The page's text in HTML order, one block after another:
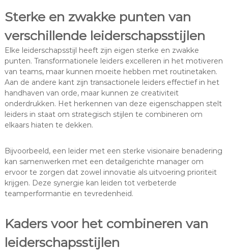
Sterke en zwakke punten van
verschillende leiderschapsstijlen
Elke leiderschapsstijl heeft zijn eigen sterke en zwakke
punten. Transformationele leiders excelleren in het motiveren
van teams, maar kunnen moeite hebben met routinetaken.
Aan de andere kant zijn transactionele leiders effectief in het
handhaven van orde, maar kunnen ze creativiteit
onderdrukken. Het herkennen van deze eigenschappen stelt
leiders in staat om strategisch stijlen te combineren om
elkaars hiaten te dekken.
Bijvoorbeeld, een leider met een sterke visionaire benadering
kan samenwerken met een detailgerichte manager om
ervoor te zorgen dat zowel innovatie als uitvoering prioriteit
krijgen. Deze synergie kan leiden tot verbeterde
teamperformantie en tevredenheid.
Kaders voor het combineren van
leiderschapsstijlen